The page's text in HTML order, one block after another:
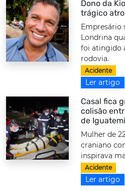
Dono da
trágico
Empresário
Londrina
foi atingido
rodovia.
Acidente
Ler artigo
Casal fica
colisão
de Iguatemi
Mulher de
craniano
inspirava
Acidente
Ler artigo